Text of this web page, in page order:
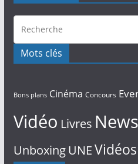
Mots clés
Bons plans Cinéma Concours
Vidéo Livres News
UnboxingUNEVidéos